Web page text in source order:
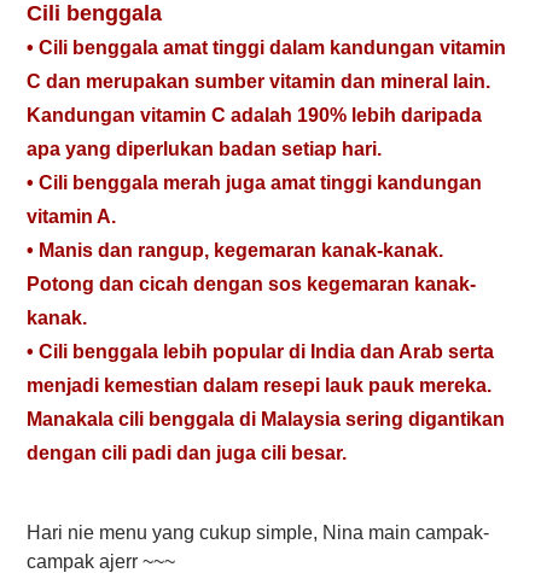
Cili benggala
• Cili benggala amat tinggi dalam kandungan vitamin
C dan merupakan sumber vitamin dan mineral lain.
Kandungan vitamin C adalah 190% lebih daripada
apa yang diperlukan badan setiap hari.
• Cili benggala merah juga amat tinggi kandungan
vitamin A.
• Manis dan rangup, kegemaran kanak-kanak.
Potong dan cicah dengan sos kegemaran kanak-
kanak.
• Cili benggala lebih popular di India dan Arab serta
menjadi kemestian dalam resepi lauk pauk mereka.
Manakala cili benggala di Malaysia sering digantikan
dengan cili padi dan juga cili besar.
Hari nie menu yang cukup simple, Nina main campak-
campak ajerr ~~~